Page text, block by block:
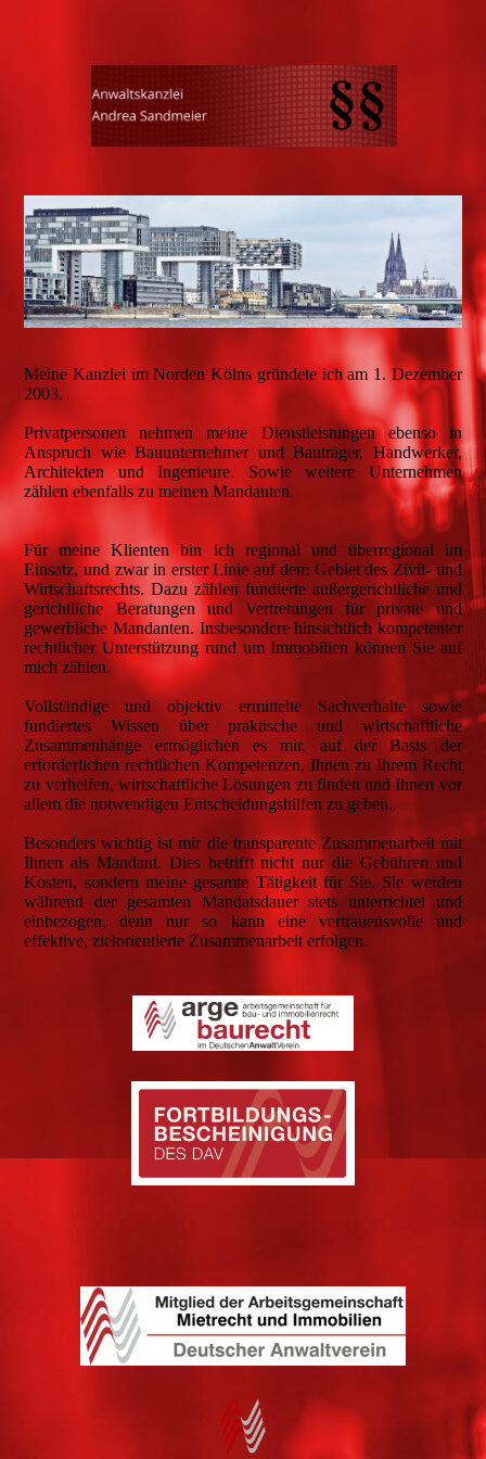
Meine Kanzlei im Norden Kölns gründete ich am 1. Dezember
2003.
Privatpersonen nehmen meine Dienstleistungen ebenso in
Anspruch wie Bauunternehmer und Bauträger, Handwerker,
Architekten und Ingenieure. Sowie weitere Unternehmen
zählen ebenfalls zu meinen Mandanten.
Für meine Klienten bin ich regional und überregional im
Einsatz, und zwar in erster Linie auf dem Gebiet des Zivil- und
Wirtschaftsrechts. Dazu zählen fundierte außergerichtliche und
gerichtliche Beratungen und Vertretungen für private und
gewerbliche Mandanten. Insbesondere hinsichtlich kompetenter
rechtlicher Unterstützung rund um Immobilien können Sie auf
mich zählen.
Vollständige und objektiv ermittelte Sachverhalte sowie
fundiertes Wissen über praktische und wirtschaftliche
Zusammenhänge ermöglichen es mir, auf der Basis der
erforderlichen rechtlichen Kompetenzen, Ihnen zu Ihrem Recht
zu verhelfen, wirtschaftliche Lösungen zu finden und Ihnen vor
allem die notwendigen Entscheidungshilfen zu geben.
Besonders wichtig ist mir die transparente Zusammenarbeit mit
Ihnen als Mandant. Dies betrifft nicht nur die Gebühren und
Kosten, sondern meine gesamte Tätigkeit für Sie. Sie werden
während der gesamten Mandatsdauer stets unterrichtet und
einbezogen, denn nur so kann eine vertrauensvolle und
effektive, zielorientierte Zusammenarbeit erfolgen.